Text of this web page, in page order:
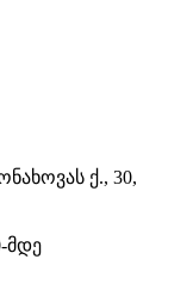
ქ., 30,
მდე